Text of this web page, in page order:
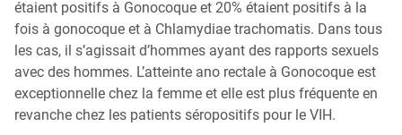
étaient positifs à Gonocoque et 20% étaient positifs à la
fois à gonocoque et à Chlamydiae trachomatis. Dans tous
les cas, il s’agissait d’hommes ayant des rapports sexuels
avec des hommes. L’atteinte ano rectale à Gonocoque est
exceptionnelle chez la femme et elle est plus fréquente en
revanche chez les patients séropositifs pour le VIH.